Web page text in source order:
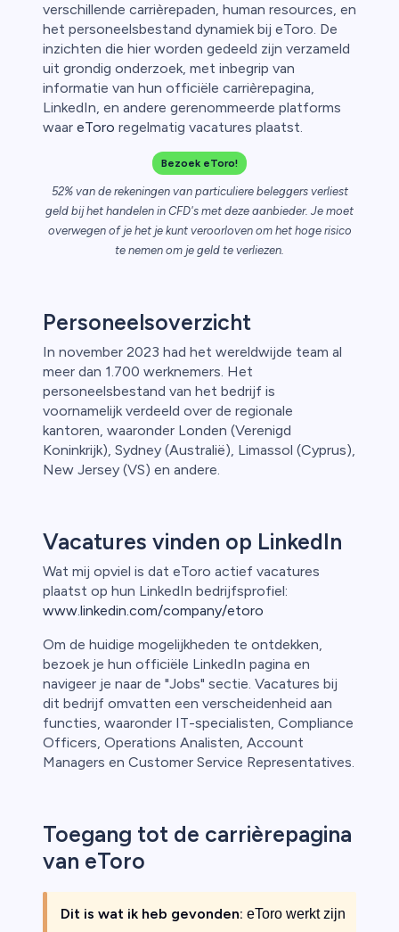
verschillende carrièrepaden, human resources, en
het personeelsbestand dynamiek bij eToro. De
inzichten die hier worden gedeeld zijn verzameld
uit grondig onderzoek, met inbegrip van
informatie van hun officiële carrièrepagina,
LinkedIn, en andere gerenommeerde platforms
waar eToro regelmatig vacatures plaatst.
Bezoek eToro!
52% van de rekeningen van particuliere beleggers verliest
geld bij het handelen in CFD's met deze aanbieder. Je moet
overwegen of je het je kunt veroorloven om het hoge risico
te nemen om je geld te verliezen.
Personeelsoverzicht
In november 2023 had het wereldwijde team al
meer dan 1.700 werknemers. Het
personeelsbestand van het bedrijf is
voornamelijk verdeeld over de regionale
kantoren, waaronder Londen (Verenigd
Koninkrijk), Sydney (Australië), Limassol (Cyprus),
New Jersey (VS) en andere.
Vacatures vinden op LinkedIn
Wat mij opviel is dat eToro actief vacatures
plaatst op hun LinkedIn bedrijfsprofiel:
www.linkedin.com/company/etoro
Om de huidige mogelijkheden te ontdekken,
bezoek je hun officiële LinkedIn pagina en
navigeer je naar de "Jobs" sectie. Vacatures bij
dit bedrijf omvatten een verscheidenheid aan
functies, waaronder IT-specialisten, Compliance
Officers, Operations Analisten, Account
Managers en Customer Service Representatives.
Toegang tot de carrièrepagina
van eToro
Dit is wat ik heb gevonden: eToro werkt zijn